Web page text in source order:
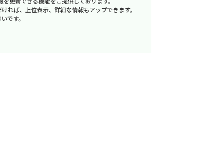
れば、上位表示、詳細な情報もアップできます。
です。